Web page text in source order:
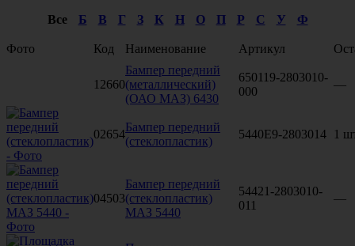
Все
Б В Г З К Н О П Р С У Ф
Фото Код Наименование Артикул
12660
Бампер передний
(металлический)
(ОАО МАЗ) 6430
650119-2803010-
000
—
02654
Бампер передний
(стеклопластик)
5440Е9-2803014 1
04503
Бампер передний
(стеклопластик)
МАЗ 5440
54421-2803010-
011
—